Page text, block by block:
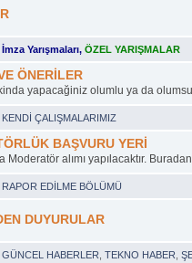
İmza Yarışmaları,ÖZEL YARIŞMALAR
ÖNERİLER
yapacağiniz olumlu ya da
KENDİ ÇALIŞMALARIMIZ
BAŞVURU YERİ
Moderatör alımı yapılacaktır.
RAPOR EDİLME BÖLÜMÜ
DUYURULAR
GÜNCEL HABERLER ,TEKNO HABER ,